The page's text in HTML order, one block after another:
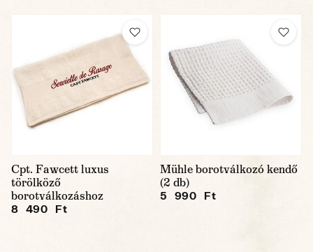
Cpt. Fawcett luxus
törölköző
borotválkozáshoz
8 490 Ft
Mühle borotválkozó kendő
(2 db)
5 990 Ft